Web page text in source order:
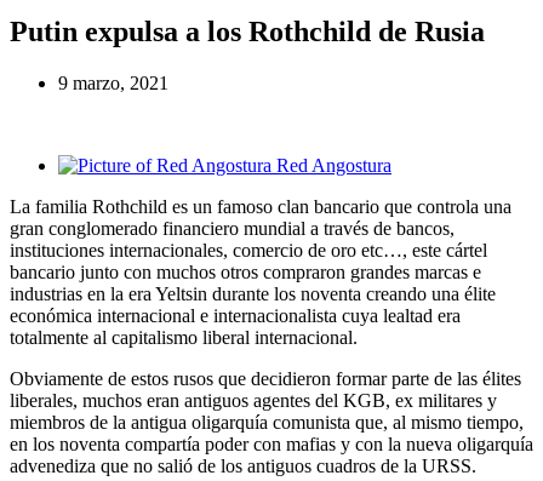
Putin expulsa a los Rothchild de Rusia
9 marzo, 2021
Red Angostura
La familia Rothchild es un famoso clan bancario que controla una
gran conglomerado financiero mundial a través de bancos,
instituciones internacionales, comercio de oro etc…, este cártel
bancario junto con muchos otros compraron grandes marcas e
industrias en la era Yeltsin durante los noventa creando una élite
económica internacional e internacionalista cuya lealtad era
totalmente al capitalismo liberal internacional.
Obviamente de estos rusos que decidieron formar parte de las élites
liberales, muchos eran antiguos agentes del KGB, ex militares y
miembros de la antigua oligarquía comunista que, al mismo tiempo,
en los noventa compartía poder con mafias y con la nueva oligarquía
advenediza que no salió de los antiguos cuadros de la URSS.